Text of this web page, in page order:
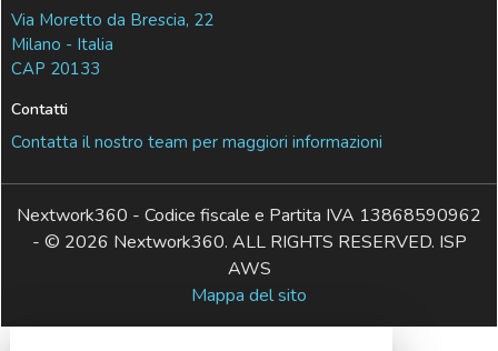
Via Moretto da Brescia, 22
Milano - Italia
CAP 20133
Contatti
Contatta il nostro team per maggiori informazioni
Nextwork360 - Codice fiscale e Partita IVA 13868590962
- © 2026 Nextwork360. ALL RIGHTS RESERVED. ISP
AWS
Mappa del sito